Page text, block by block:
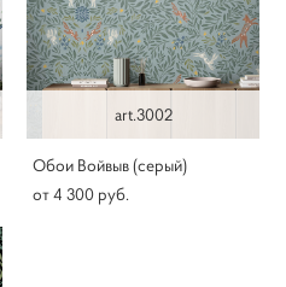
art.3002
Обои Войвыв (серый)
от 4 300 pуб.